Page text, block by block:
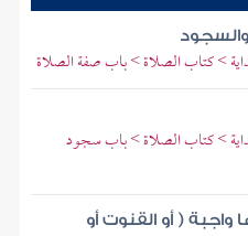
> كتاب الصلاة > باب صفة الصلاة
> كتاب الصلاة > باب سجود
واجبة ( أو القنوت أو